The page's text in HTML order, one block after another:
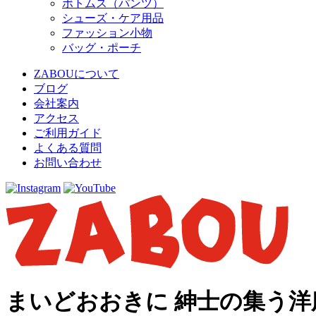
ボトムス（パンツ）
シューズ・ケア用品
ファッション小物
バッグ・ポーチ
ZABOUについて
ブログ
会社案内
アクセス
ご利用ガイド
よくある質問
お問い合わせ
まいどおおきに 紳士の集う